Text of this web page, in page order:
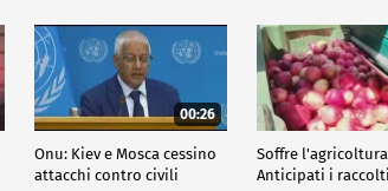
00:26
Onu: Kiev e Mosca cessino
attacchi contro civili
Soffre l'agricoltura
Anticipati i raccolti